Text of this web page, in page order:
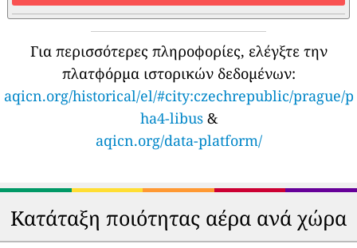
Για περισσότερες πληροφορίες, ελέγξτε την
πλατφόρμα ιστορικών δεδομένων:
aqicn.org/historical/el/#city:czechrepublic/prague/p
ha4-libus&
aqicn.org/data-platform/
Κατάταξη ποιότητας αέρα ανά χώρα